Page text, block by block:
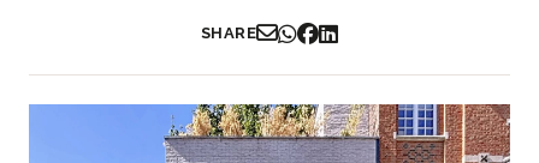
SHARE
Partager par Email
Partager sur WhatsApp
Partager sur Facebook
Partager sur LinkedIn